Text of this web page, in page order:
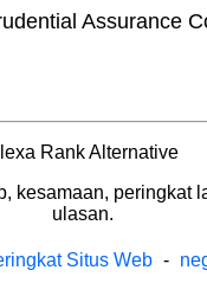
Assurance
Rank Alternative
kesamaan, peringkat
ulasan.
Situs Web -